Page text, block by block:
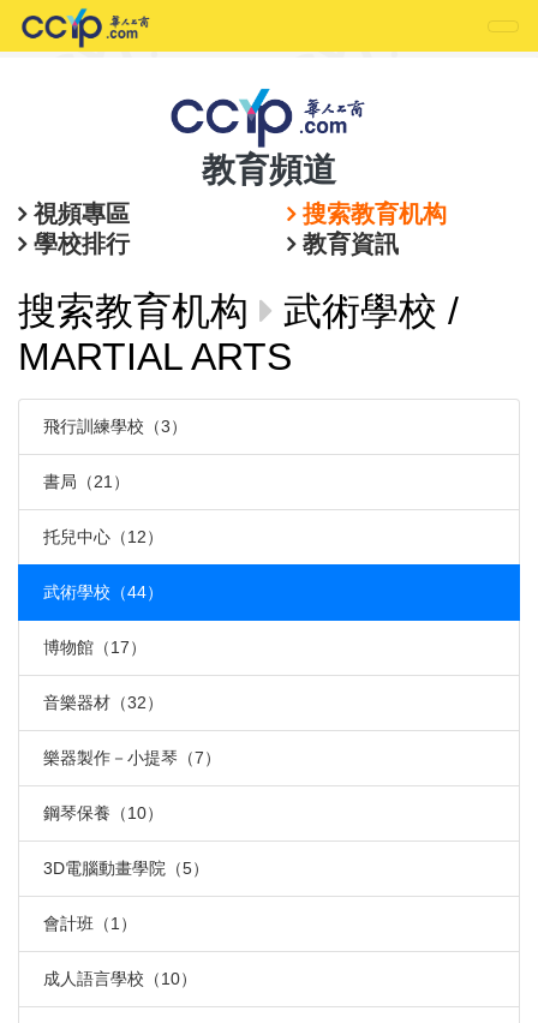
教育頻道
視頻專區
搜索教育机构
學校排行
教育資訊
搜索教育机构
武術學校 /
MARTIAL ARTS
飛行訓練學校（3）
書局（21）
托兒中心（12）
武術學校（44）
博物館（17）
音樂器材（32）
樂器製作－小提琴（7）
鋼琴保養（10）
3D電腦動畫學院（5）
會計班（1）
成人語言學校（10）